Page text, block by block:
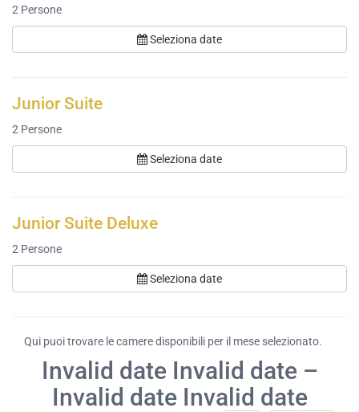
2 Persone
Seleziona date
Junior Suite
2 Persone
Seleziona date
Junior Suite Deluxe
2 Persone
Seleziona date
Qui puoi trovare le camere disponibili per il mese selezionato.
Invalid date Invalid date –
Invalid date Invalid date